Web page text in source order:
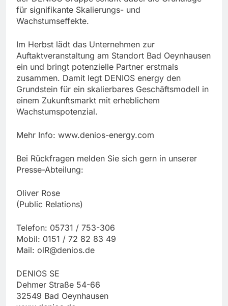
für signifikante Skalierungs- und
Wachstumseffekte.
Im Herbst lädt das Unternehmen zur
Auftaktveranstaltung am Standort Bad Oeynhausen
ein und bringt potenzielle Partner erstmals
zusammen. Damit legt DENIOS energy den
Grundstein für ein skalierbares Geschäftsmodell in
einem Zukunftsmarkt mit erheblichem
Wachstumspotenzial.
Mehr Info: www.denios-energy.com
Bei Rückfragen melden Sie sich gern in unserer
Presse-Abteilung:
Oliver Rose
(Public Relations)
Telefon: 05731 / 753-306
Mobil: 0151 / 72 82 83 49
Mail: olR@denios.de
DENIOS SE
Dehmer Straße 54-66
32549 Bad Oeynhausen